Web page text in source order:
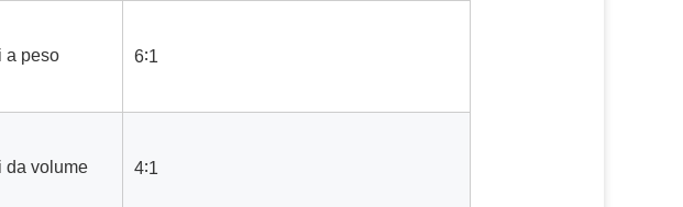
a peso 6∶1
da volume 4∶1